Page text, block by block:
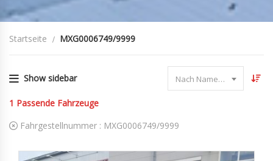
Startseite MXG0006749/9999
Show sidebar Nach Name sortieren
1 Passende Fahrzeuge
Fahrgestellnummer : MXG0006749/9999